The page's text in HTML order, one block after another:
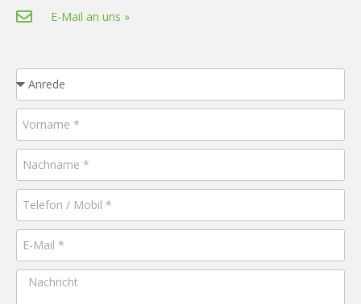
E-Mail an uns »